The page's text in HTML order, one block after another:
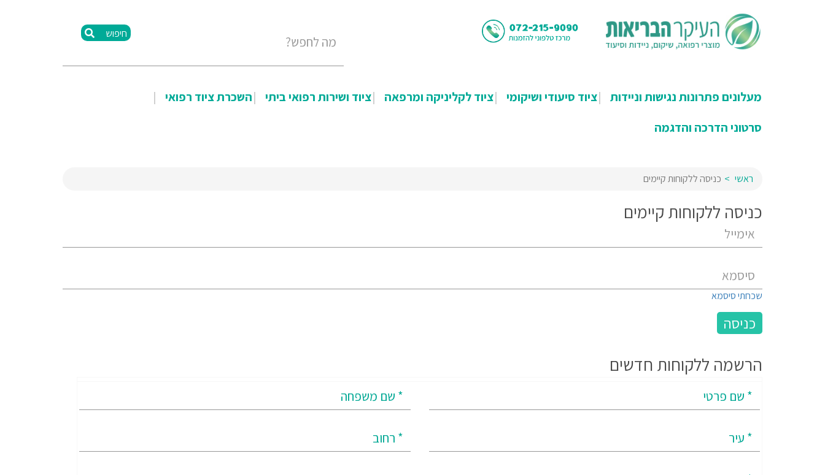
חיפוש
מעלונים פתרונות נגישות וניידות ציוד סיעודי ושיקומי ציוד לקליניקה ומרפאה ציוד ושירות רפואי ביתי
השכרת ציוד רפואי
סרטוני הדרכה והדגמה
ראשי כניסה ללקוחות קיימים
כניסה ללקוחות קיימים
שכחתי סיסמא
הרשמה ללקוחות חדשים